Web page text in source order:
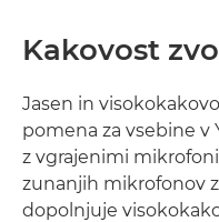
Kakovost
Jasen in
pomena za vsebine v
z vgrajenimi
zunanjih mikrofonov
dopolnjuje